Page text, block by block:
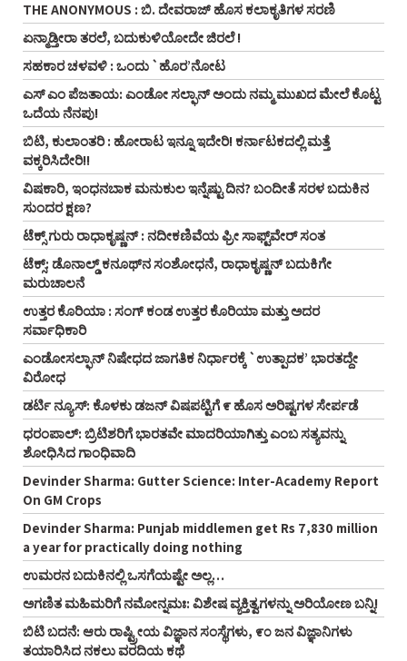
THE ANONYMOUS : ಬಿ. ದೇವರಾಜ್ ಹೊಸ ಕಲಾಕೃತಿಗಳ ಸರಣಿ
ಏನ್ಮಾಡ್ತೀರಾ ತರಲೆ, ಬದುಕುಳಿಯೋದೇ ಜಿರಲೆ !
ಸಹಕಾರ ಚಳವಳಿ : ಒಂದು `ಹೊರ’ನೋಟ
ಎಸ್ ಎಂ ಪೆಜತಾಯ: ಎಂಡೋ ಸಲ್ಫಾನ್ ಅಂದು ನಮ್ಮ ಮುಖದ ಮೇಲೆ ಕೊಟ್ಟ
ಒದೆಯ ನೆನಪು!
ಬಿಟಿ, ಕುಲಾಂತರಿ : ಹೋರಾಟ ಇನ್ನೂ ಇದೇರಿ! ಕರ್ನಾಟಕದಲ್ಲಿ ಮತ್ತೆ
ವಕ್ಕರಿಸಿದೇರಿ!!
ವಿಷಕಾರಿ, ಇಂಧನಬಾಕ ಮನುಕುಲ ಇನ್ನೆಷ್ಟು ದಿನ? ಬಂದೀತೆ ಸರಳ ಬದುಕಿನ
ಸುಂದರ ಕ್ಷಣ?
ಟೆಕ್ಸ್ ಗುರು ರಾಧಾಕೃಷ್ಣನ್ : ನದೀಕಣಿವೆಯ ಫ್ರೀ ಸಾಫ್ಟ್‌ವೇರ್ ಸಂತ
ಟೆಕ್ಸ್: ಡೊನಾಲ್ಡ್ ಕನೂಥ್‌ನ ಸಂಶೋಧನೆ, ರಾಧಾಕೃಷ್ಣನ್ ಬದುಕಿಗೇ
ಮರುಚಾಲನೆ
ಉತ್ತರ ಕೊರಿಯಾ : ಸಂಗ್ ಕಂಡ ಉತ್ತರ ಕೊರಿಯಾ ಮತ್ತು ಅದರ
ಸರ್ವಾಧಿಕಾರಿ
ಎಂಡೋಸಲ್ಫಾನ್ ನಿಷೇಧದ ಜಾಗತಿಕ ನಿರ್ಧಾರಕ್ಕೆ `ಉತ್ಪಾದಕ’ ಭಾರತದ್ದೇ
ವಿರೋಧ
ಡರ್ಟಿ ನ್ಯೂಸ್: ಕೊಳಕು ಡಜನ್ ವಿಷಪಟ್ಟಿಗೆ ೯ ಹೊಸ ಅರಿಷ್ಟಗಳ ಸೇರ್ಪಡೆ
ಧರಂಪಾಲ್: ಬ್ರಿಟಿಶರಿಗೆ ಭಾರತವೇ ಮಾದರಿಯಾಗಿತ್ತು ಎಂಬ ಸತ್ಯವನ್ನು
ಶೋಧಿಸಿದ ಗಾಂಧಿವಾದಿ
Devinder Sharma: Gutter Science: Inter-Academy Report
On GM Crops
Devinder Sharma: Punjab middlemen get Rs 7,830 million
a year for practically doing nothing
ಉಮರನ ಬದುಕಿನಲ್ಲಿ ಒಸಗೆಯಷ್ಟೇ ಅಲ್ಲ…
ಅಗಣಿತ ಮಹಿಮರಿಗೆ ನಮೋನ್ನಮಃ: ವಿಶೇಷ ವ್ಯಕ್ತಿತ್ವಗಳನ್ನು ಅರಿಯೋಣ ಬನ್ನಿ!
ಬಿಟಿ ಬದನೆ: ಆರು ರಾಷ್ಟ್ರೀಯ ವಿಜ್ಞಾನ ಸಂಸ್ಥೆಗಳು, ೯೦ ಜನ ವಿಜ್ಞಾನಿಗಳು
ತಯಾರಿಸಿದ ನಕಲು ವರದಿಯ ಕಥೆ